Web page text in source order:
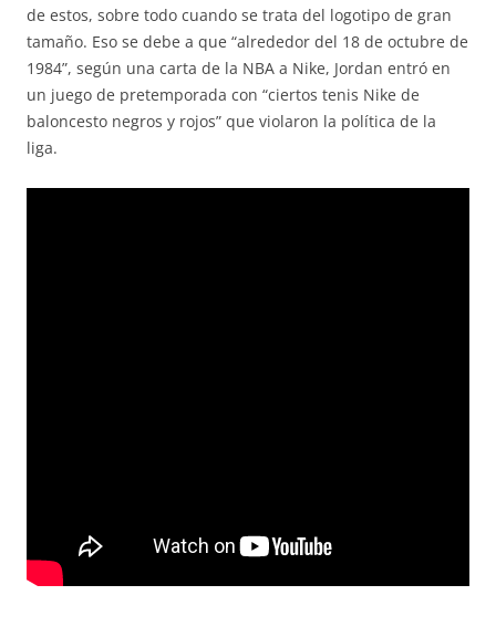
de estos, sobre todo cuando se trata del logotipo de gran
tamaño. Eso se debe a que “alrededor del 18 de octubre de
1984”, según una carta de la NBA a Nike, Jordan entró en
un juego de pretemporada con “ciertos tenis Nike de
baloncesto negros y rojos” que violaron la política de la
liga.